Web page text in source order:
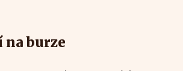
na burze